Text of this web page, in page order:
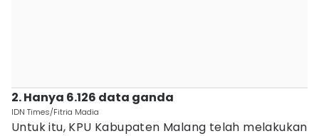
2. Hanya 6.126 data ganda
IDN Times/Fitria Madia
Untuk itu, KPU Kabupaten Malang telah melakukan